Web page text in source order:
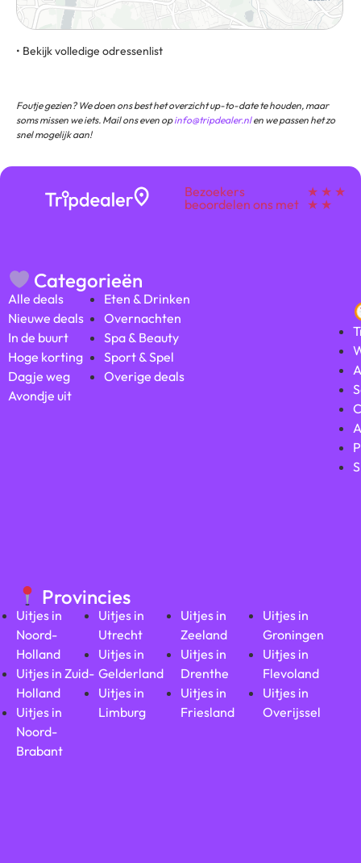
• Bekijk volledige odressenlist
Foutje gezien? We doen ons best het overzicht up-to-date te houden, maar
soms missen we iets. Mail ons even opinfo@tripdealer.nlen we passen het zo
snel mogelijk aan!
Bezoekers
beoordelen ons met
★ ★ ★
★ ★
Categorieën
Alle deals
Nieuwe deals
In de buurt
Hoge korting
Dagje weg
Avondje uit
Eten & Drinken
Overnachten
Spa & Beauty
Sport & Spel
Overige deals
Provincies
Uitjes in
Noord-
Holland
Uitjes in Zuid-
Holland
Uitjes in
Noord-
Brabant
Uitjes in
Utrecht
Uitjes in
Gelderland
Uitjes in
Limburg
Uitjes in
Zeeland
Uitjes in
Drenthe
Uitjes in
Friesland
Uitjes in
Groningen
Uitjes in
Flevoland
Uitjes in
Overijssel